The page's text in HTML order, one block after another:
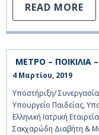
READ MORE
ΜΕΤΡΟ – ΠΟΙΚΙΛΙΑ
4 Μαρτίου, 2019
Υποστήριξη/
Υπουργείο Παιδείας,
Ελληνική Ιατρική
Σακχαρώδη Διαβήτη &